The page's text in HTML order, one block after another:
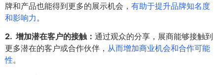
牌和产品也能得到更多的展示机会， 有助于提升品牌知名度
和影响力 。
2. 增加潜在客户的接触： 通过观众的分享，展商能够接触到
更多潜在的客户或合作伙伴， 从而增加商业机会和合作可能
性。